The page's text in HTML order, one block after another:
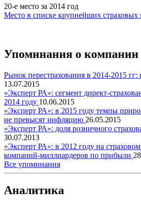
20-е место за 2014 год
Место в списке крупнейших страховых
Упоминания о компании
Рынок перестрахования в 2014-2015
13.07.2015
«Эксперт РА»: сегмент директ-
2014 году 10.06.2015
«Эксперт РА»: в 2015 году темпы
не превысят инфляцию 26.05.2015
«Эксперт РА»: доля розничного
30.07.2013
«Эксперт РА»: в 2012 году на
компаний-миллиардеров по прибыли
Все упоминания
Аналитика